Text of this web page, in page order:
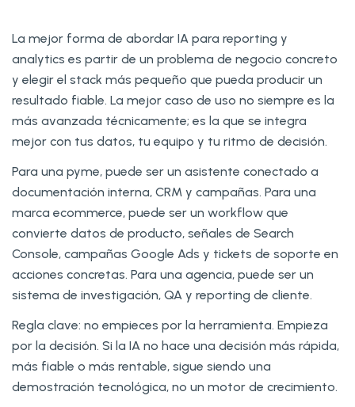
La mejor forma de abordar IA para reporting y
analytics es partir de un problema de negocio concreto
y elegir el stack más pequeño que pueda producir un
resultado fiable. La mejor caso de uso no siempre es la
más avanzada técnicamente; es la que se integra
mejor con tus datos, tu equipo y tu ritmo de decisión.
Para una pyme, puede ser un asistente conectado a
documentación interna, CRM y campañas. Para una
marca ecommerce, puede ser un workflow que
convierte datos de producto, señales de Search
Console, campañas Google Ads y tickets de soporte en
acciones concretas. Para una agencia, puede ser un
sistema de investigación, QA y reporting de cliente.
Regla clave: no empieces por la herramienta. Empieza
por la decisión. Si la IA no hace una decisión más rápida,
más fiable o más rentable, sigue siendo una
demostración tecnológica, no un motor de crecimiento.